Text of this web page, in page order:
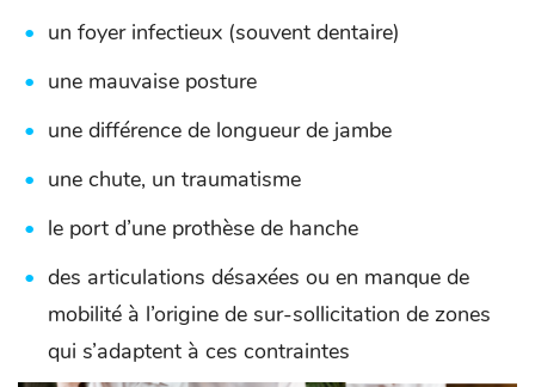
un foyer infectieux (souvent dentaire)
une mauvaise posture
une différence de longueur de jambe
une chute, un traumatisme
le port d’une prothèse de hanche
des articulations désaxées ou en manque de
mobilité à l’origine de sur-sollicitation de zones
qui s’adaptent à ces contraintes